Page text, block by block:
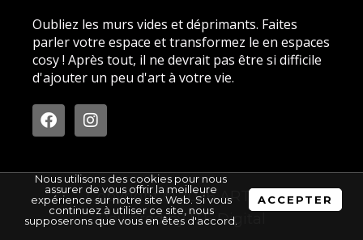
Oubliez les murs vides et déprimants. Faites
parler votre espace et transformez le en espaces
cosy ! Après tout, il ne devrait pas être si difficile
d'ajouter un peu d'art à votre vie.
F
a
c
b
o
o
k
I
n
s
a
g
r
a
Copyright © 2026 ARTIFIS
Powered byITE Digital
Nous utilisons des cookies pour nous
assurer de vous offrir la meilleure
expérience sur notre site Web. Si vous
continuez à utiliser ce site, nous
supposerons que vous en êtes d'accord.
ACCEPTER